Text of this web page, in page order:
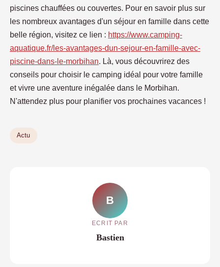
piscines chauffées ou couvertes. Pour en savoir plus sur
les nombreux avantages d'un séjour en famille dans cette
belle région, visitez ce lien : https://www.camping-
aquatique.fr/les-avantages-dun-sejour-en-famille-avec-
piscine-dans-le-morbihan. Là, vous découvrirez des
conseils pour choisir le camping idéal pour votre famille
et vivre une aventure inégalée dans le Morbihan.
N'attendez plus pour planifier vos prochaines vacances !
Actu
B
ECRIT PAR
Bastien